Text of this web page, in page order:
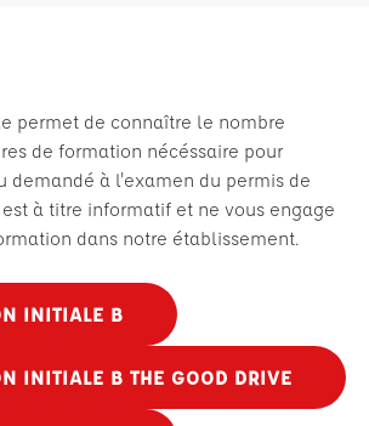
permet de connaître le nombre
de formation nécéssaire pour
demandé à l'examen du permis de
à titre informatif et ne vous engage
dans notre établissement.
INITIALE B
INITIALE B THE GOOD DRIVE